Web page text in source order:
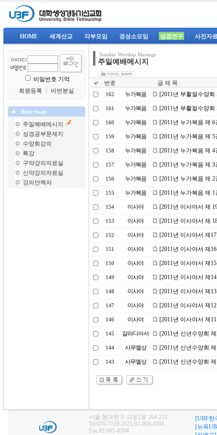
HOME 세계선교 각부모임 경성소모임 성경연구 사진자
비밀번호 기억
회원등록
비번분실
Bible Study
주일예배메시지
성경공부문제지
수양회강의
특강
구약강의자료실
신약강의자료실
강의안책자
Sunday Worship Message
주일예배메시지
번호 글 제 목
162 누가복음 [2011년 부활절수양
161 누가복음 [2011년 부활절수양
160 누가복음 [2011년 누가복음 제
159 누가복음 [2011년 누가복음 제
158 누가복음 [2011년 누가복음 제
157 누가복음 [2011년 누가복음 제
156 누가복음 [2011년 누가복음 제
155 누가복음 [2011년 누가복음 제
154 이사야 [2011년 이사야서 제
153 이사야 [2011년 이사야서 제
152 이사야 [2011년 이사야서 제
151 이사야 [2011년 이사야서 제
150 이사야 [2011년 이사야서 제
149 이사야 [2011년 이사야서 제
148 이사야 [2011년 이사야서 제
147 이사야 [2011년 이사야서 제
146 이사야 [2011년 이사야서 제
145 갈라디아서 [2011년 신년수양회
144 사무엘상 [2011년 신년수양회
143 사무엘상 [2011년 신년수양회
서울 동대문구 이문2동 264-231
Tel:070-7119-3521,02-968-4586
Fax:02-965-8594
[UBF한
[뉴욕